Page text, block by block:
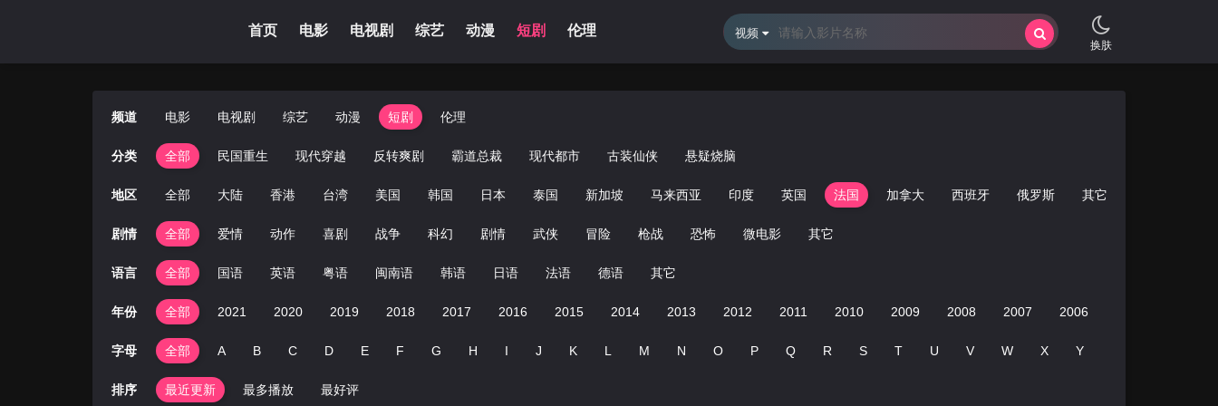
首页 电影 电视剧 综艺 动漫 短剧 伦理 体育直播 留言
换肤
视频
频道 电影 电视剧 综艺 动漫 短剧 伦理
分类 全部 民国重生 现代穿越 反转爽剧 霸道总裁 现代都市 古装仙侠 悬疑烧脑
地区 全部 大陆 香港 台湾 美国 韩国 日本 泰国 新加坡 马来西亚 印度 英国 法国 加拿大 西班牙 俄罗斯 其它
剧情 全部 爱情 动作 喜剧 战争 科幻 剧情 武侠 冒险 枪战 恐怖 微电影 其它
语言 全部 国语 英语 粤语 闽南语 韩语 日语 法语 德语 其它
年份 全部 2021 2020 2019 2018 2017 2016 2015 2014 2013 2012 2011 2010 2009 2008 2007 2006
字母 全部 A B C D E F G H I J K L M N O P Q R S T U V W X Y
排序 最近更新 最多播放 最好评